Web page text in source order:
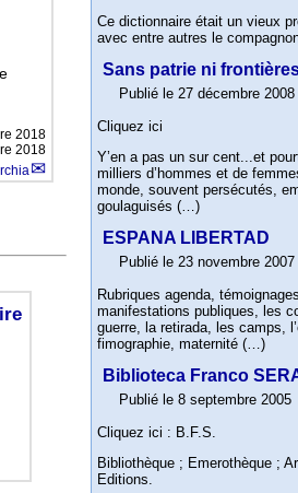
2018
2018
Ce dictionnaire était un vieux
avec entre autres le
Sans patrie ni
Publié le 27 décembre 2008
Cliquez ici
Y’en a pas un sur cent...et
milliers d’hommes et de
monde, souvent persécutés,
goulaguisés (…)
ESPANA LIBERTAD
Publié le 23 novembre 2007
Rubriques agenda,
manifestations publiques, les
guerre, la retirada, les camps,
fimographie, maternité (…)
Biblioteca Franco
Publié le 8 septembre 2005
Cliquez ici : B.F.S.
Bibliothèque ; Emerothèque ;
Editions.